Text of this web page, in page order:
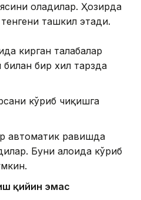
оладилар. Ҳозирда
ташкил этади.
кирган талабалар
бир хил тарзда
кўриб чиқишга
автоматик равишда
Буни алоҳида кўриб
қийин эмас